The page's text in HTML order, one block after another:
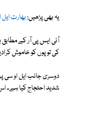
یہ بھی پڑھیں:بھارت ایل
آئی ایس پی آر کے مطابق
کی توپوں کو خاموش
دوسری جانب ایل او سی
شدید احتجاج کیا ہے۔